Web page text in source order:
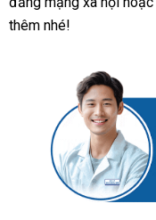
thêm nhé!